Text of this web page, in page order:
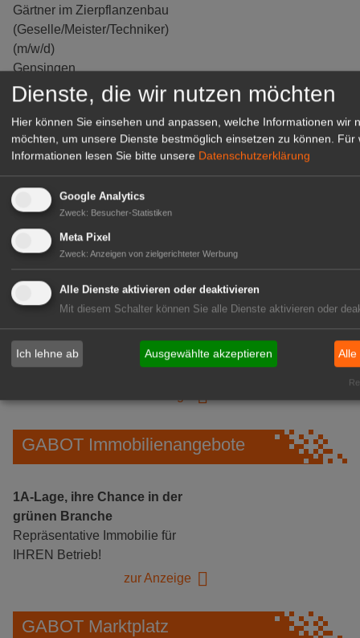
Gärtner im Zierpflanzenbau
(Geselle/Meister/Techniker)
(m/w/d)
Gensingen
zur Stellenanzeige
Gärtnerei Hanns
Mitarbeiter (m/w/d) für unsere
Logistikhalle
GABOT Immobilienangebote
1A-Lage, ihre Chance in der
grünen Branche
Repräsentative Immobilie für
IHREN Betrieb!
zur Anzeige
GABOT Marktplatz
Dienste, die wir nutzen möchten
Hier können Sie einsehen und anpassen, welche Informationen wir
möchten, um unsere Dienste bestmöglich einsetzen zu können.
Für
Informationen lesen Sie bitte unsere Datenschutzerklärung
Google Analytics
Zweck: Besucher-Statistiken
Meta Pixel
Zweck: Anzeigen von zielgerichteter Werbung
Alle Dienste aktivieren oder deaktivieren
Mit diesem Schalter können Sie alle Dienste aktivieren oder
Ich lehne ab Ausgewählte akzeptieren Alle